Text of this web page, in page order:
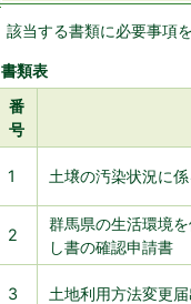
該当する書類に必要事項
書類表
番
号
1 土壌の汚染状況に
2
群馬県の生活環境
し書の確認申請書
3 土地利用方法変更